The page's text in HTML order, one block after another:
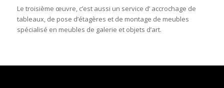
Le troisième œuvre, c’est aussi un service d’ accrochage de
tableaux, de pose d’étagères et de montage de meubles
spécialisé en meubles de galerie et objets d’art.